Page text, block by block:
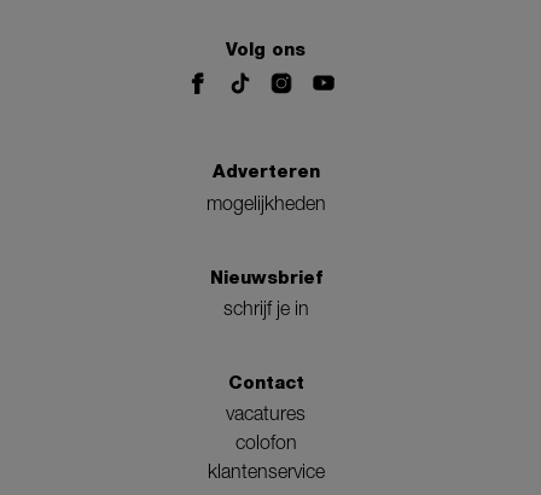
Volg ons
Adverteren
mogelijkheden
Nieuwsbrief
schrijf je in
Contact
vacatures
colofon
klantenservice